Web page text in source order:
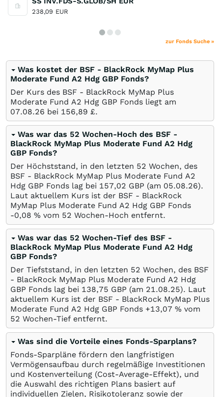
238,09 EUR
zur Fonds Suche »
Was kostet der BSF - BlackRock MyMap Plus
Moderate Fund A2 Hdg GBP Fonds?
Der Kurs des BSF - BlackRock MyMap Plus
Moderate Fund A2 Hdg GBP Fonds liegt am
07.08.26 bei 156,89 £.
Was war das 52 Wochen-Hoch des BSF -
BlackRock MyMap Plus Moderate Fund A2 Hdg
GBP Fonds?
Der Höchststand, in den letzten 52 Wochen, des
BSF - BlackRock MyMap Plus Moderate Fund A2
Hdg GBP Fonds lag bei 157,02 GBP (am 05.08.26).
Laut aktuellem Kurs ist der BSF - BlackRock
MyMap Plus Moderate Fund A2 Hdg GBP Fonds
-0,08 % vom 52 Wochen-Hoch entfernt.
Was war das 52 Wochen-Tief des BSF -
BlackRock MyMap Plus Moderate Fund A2 Hdg
GBP Fonds?
Der Tiefststand, in den letzten 52 Wochen, des BSF
- BlackRock MyMap Plus Moderate Fund A2 Hdg
GBP Fonds lag bei 138,75 GBP (am 21.08.25). Laut
aktuellem Kurs ist der BSF - BlackRock MyMap Plus
Moderate Fund A2 Hdg GBP Fonds +13,07 % vom
52 Wochen-Tief entfernt.
Was sind die Vorteile eines Fonds-Sparplans?
Fonds-Sparpläne fördern den langfristigen
Vermögensaufbau durch regelmäßige Investitionen
und Kostenverteilung (Cost-Average-Effekt), und
die Auswahl des richtigen Plans basiert auf
individuellen Zielen, Risikotoleranz sowie der